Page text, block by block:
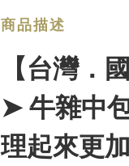
商品描述
【台灣．
➤ 牛雜中
理起來更